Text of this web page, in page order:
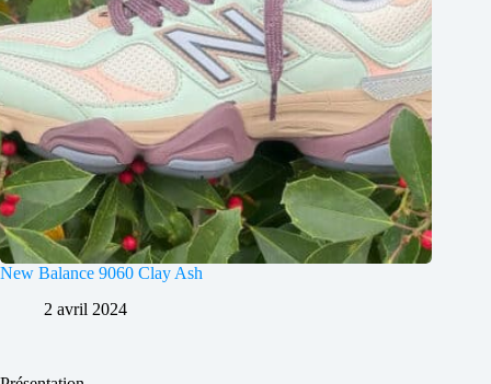
New Balance 9060 Clay Ash
2 avril 2024